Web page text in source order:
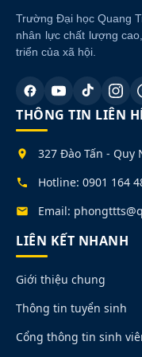
Trường Đại học Quang
nhân lực chất lượng
triển của xã hội.
THÔNG TIN LIÊN
327 Đào Tấn - Quy
Hotline: 0901 164
Email:
LIÊN KẾT NHANH
Giới thiệu chung
Thông tin tuyển sinh
Cổng thông tin sinh